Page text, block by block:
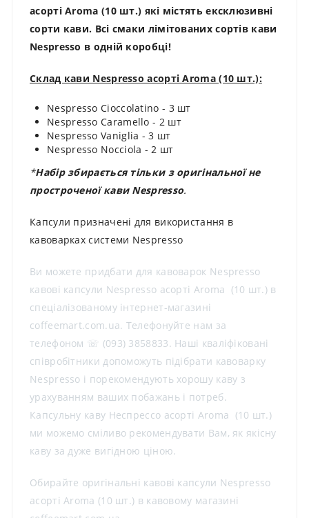
асорті Aroma (10 шт.) які містять ексклюзивні
сорти кави. Всі смаки лімітованих сортів кави
Nespresso в одній коробці!
Склад кави Nespresso асорті Aroma (10 шт.):
Nespresso Cioccolatino - 3 шт
Nespresso Caramello - 2 шт
Nespresso Vaniglia - 3 шт
Nespresso Nocciola - 2 шт
*Набір збирається тільки з оригінальної не
простроченої кави Nespresso.
Капсули призначені для використання в
кавоварках системи Nespresso
Ви можете придбати для кавоварок Nespresso
кавові капсули Nespresso асорті Aroma (10 шт.) в
спеціалізованому інтернет-магазині
coffeemart.com.ua. Телефонуйте нам за
телефоном ☏ (093) 3858833. Наші кваліфіковані
співробітники допоможуть підібрати кавоварку
Nespresso і порекомендують хорошу каву з
урахуванням ваших побажань і потреб.
Капсульну каву Неспрессо асорті Aroma (10 шт.)
ми можемо сміливо рекомендувати Вам, як якісну
каву за дуже вигідною ціною.
Обирайте оригінальні кавові капсули Nespresso
асорті Aroma (10 шт.) в кавовому магазині